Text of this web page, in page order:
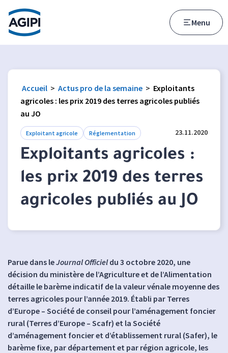
Accès au menu
Accès au contenu principal
Menu
Accueil > Actus pro de la semaine > Exploitants
agricoles : les prix 2019 des terres agricoles publiés
au JO
Exploitant agricole Réglementation 23.11.2020
Exploitants agricoles :
les prix 2019 des terres
agricoles publiés au JO
Parue dans leJournal Officieldu 3 octobre 2020, une
décision du ministère de l’Agriculture et de l’Alimentation
détaille le barème indicatif de la valeur vénale moyenne des
terres agricoles pour l’année 2019. Établi par Terres
d’Europe – Société de conseil pour l’aménagement foncier
rural (Terres d’Europe – Scafr) et la Société
d’aménagement foncier et d’établissement rural (Safer), le
barème fixe, par département et par région agricole, les